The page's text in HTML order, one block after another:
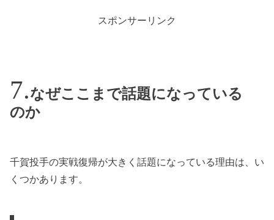
スポンサーリンク
なぜここまで話題になっている
のか
千賀投手の実戦復帰が大きく話題になっている理由は、い
くつかあります。